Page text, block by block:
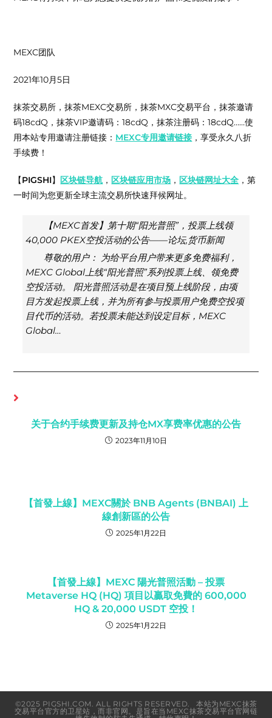
MEXC团队
2021年10月5日
抹茶交易所，抹茶MEXC交易所，抹茶MXC交易平台，抹茶邀请
码18cdQ，抹茶VIP邀请码：18cdQ，抹茶注册码：18cdQ……使
用本站专用邀请注册链接： MEXC专用邀请链接 ，享受永久八折
手续费！
【PIGSHI】 区块链导航 ， 区块链应用市场 ， 区块链网址大全 ，第
一时间为您更新全球主流交易所快速拜候网址。
【MEXC首发】第十期“阳光普照”，投票上线领
40,000 PKEX空投活动的公告——论坛,货币新闻
尊敬的用户： 为给平台用户带来更多免费福利，
MEXC Global上线“阳光普照”系列投票上线、领免费
空投活动。 阳光普照活动是在项目预上线阶段，由项
目方发起投票上线，并为所有参与投票用户免费空投项
目代币的活动。若投票未能达到设定目标，MEXC
Global…
关于合约手续费更新及持仓MX享费率优惠的公告
2023年11月10日
【首發上線】MEXC關於 BNB Agents (BNBAI) 上
線創新區的公告
2025年1月22日
【首發上線】MEXC 陽光普照活動 – 投票
Metaverse HQ (HQ) 項目以贏取免費的 600,000
HQ & 20,000 USDT 空投！
2025年1月22日
©2025 PIGSHI.COM. ALL RIGHTS RESERVED. 本站为MEXC抹茶
交易平台官方的卫星站，而非官网。是旨在当MEXC抹茶交易平台官网链